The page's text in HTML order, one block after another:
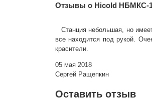
Отзывы о Hicold НБМКС-
Станция небольшая, но
все находится под рукой.
красители.
05 мая 2018
Сергей Ращепкин
Оставить отзыв